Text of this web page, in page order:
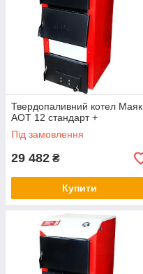
Твердопаливний котел Маяк
АОТ 12 стандарт +
Під замовлення
29 482 ₴
Купити